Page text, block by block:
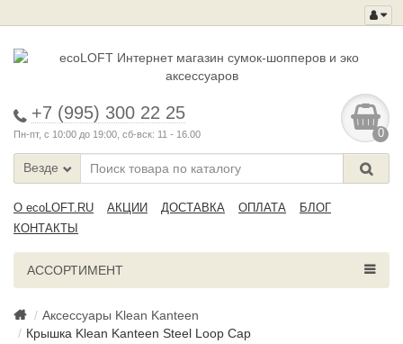
+7 (995) 300 22 25
Пн-пт, с 10:00 до 19:00, сб-вск: 11 - 16.00 0
Везде
О ecoLOFT.RU АКЦИИ ДОСТАВКА ОПЛАТА
БЛОГ
КОНТАКТЫ
АССОРТИМЕНТ
Аксессуары Klean Kanteen
Крышка Klean Kanteen Steel Loop Cap